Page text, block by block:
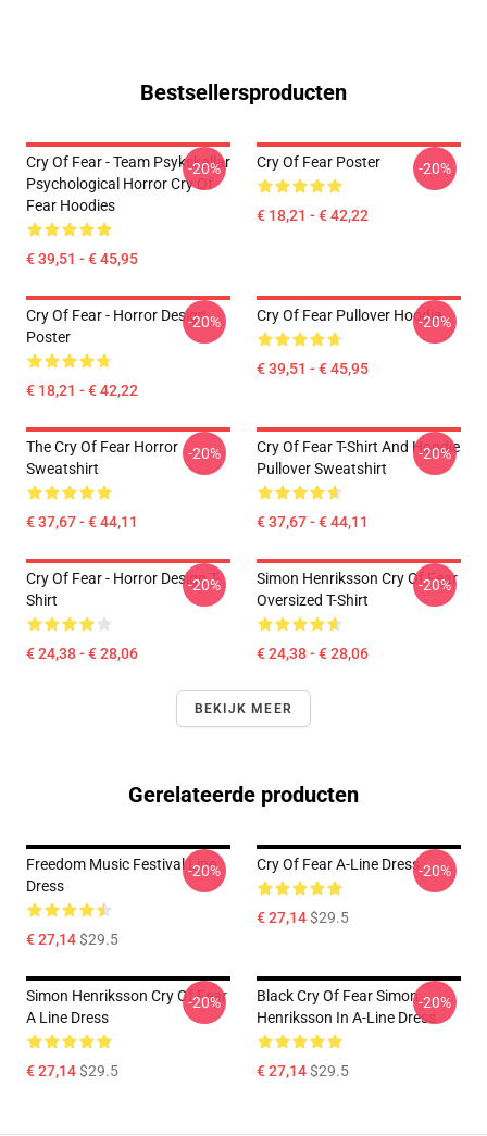
Bestsellersproducten
Cry Of Fear - Team Psykskallar
Psychological Horror Cry Of
Fear Hoodies
€ 39,51 - € 45,95
-20% Cry Of Fear Poster
€ 18,21 - € 42,22
-20%
Cry Of Fear - Horror Design
Poster
€ 18,21 - € 42,22
-20% Cry Of Fear Pullover Hoodie
€ 39,51 - € 45,95
-20%
The Cry Of Fear Horror
Sweatshirt
€ 37,67 - € 44,11
-20%
Cry Of Fear T-Shirt And Hoodie
Pullover Sweatshirt
€ 37,67 - € 44,11
-20%
Cry Of Fear - Horror Design T-
Shirt
€ 24,38 - € 28,06
-20%
Simon Henriksson Cry Of Fear
Oversized T-Shirt
€ 24,38 - € 28,06
-20%
BEKIJK MEER
Gerelateerde producten
Freedom Music Festival Line
Dress
€ 27,14$29.5
-20% Cry Of Fear A-Line Dress
€ 27,14$29.5
-20%
Simon Henriksson Cry Of Fear
A Line Dress
€ 27,14$29.5
-20%
Black Cry Of Fear Simon
Henriksson In A-Line Dress
€ 27,14$29.5
-20%